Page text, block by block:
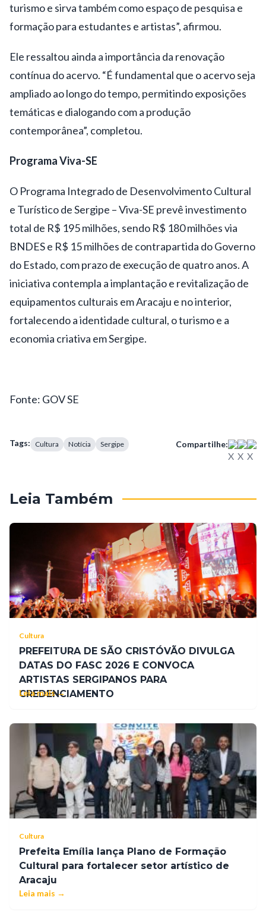
turismo e sirva também como espaço de pesquisa e
formação para estudantes e artistas”, afirmou.
Ele ressaltou ainda a importância da renovação
contínua do acervo. “É fundamental que o acervo seja
ampliado ao longo do tempo, permitindo exposições
temáticas e dialogando com a produção
contemporânea”, completou.
Programa Viva-SE
O Programa Integrado de Desenvolvimento Cultural
e Turístico de Sergipe – Viva-SE prevê investimento
total de R$ 195 milhões, sendo R$ 180 milhões via
BNDES e R$ 15 milhões de contrapartida do Governo
do Estado, com prazo de execução de quatro anos. A
iniciativa contempla a implantação e revitalização de
equipamentos culturais em Aracaju e no interior,
fortalecendo a identidade cultural, o turismo e a
economia criativa em Sergipe.
Fonte: GOV SE
Tags: Cultura Notícia Sergipe Compartilhe:
Leia Também
Cultura
PREFEITURA DE SÃO CRISTÓVÃO DIVULGA
DATAS DO FASC 2026 E CONVOCA
ARTISTAS SERGIPANOS PARA
CREDENCIAMENTO
Leia mais →
Cultura
Prefeita Emília lança Plano de Formação
Cultural para fortalecer setor artístico de
Aracaju
Leia mais →